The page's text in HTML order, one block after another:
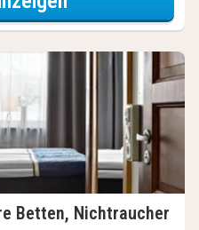
Betten, Nichtraucher